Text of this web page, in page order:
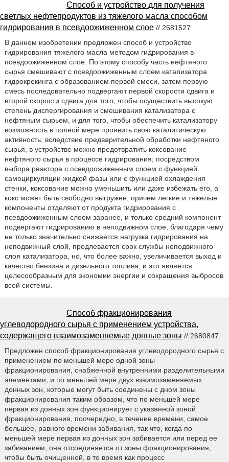
Способ и устройство для получения
светлых нефтепродуктов из тяжелого масла способом
гидрирования в псевдоожиженном слое // 2681527
В данном изобретении предложен способ и устройство
гидрирования тяжелого масла методом гидрирования в
псевдоожиженном слое. По этому способу часть нефтяного
сырья смешивают с псевдоожиженным слоем катализатора
гидрокрекинга с образованием первой смеси, затем первую
смесь последовательно подвергают первой скорости сдвига и
второй скорости сдвига для того, чтобы осуществить высокую
степень диспергирования и смешивания катализатора с
нефтяным сырьем, и для того, чтобы обеспечить катализатору
возможность в полной мере проявить свою каталитическую
активность; вследствие предварительной обработки нефтяного
сырья, в устройстве можно предотвратить коксование
нефтяного сырья в процессе гидрирования; посредством
выбора реактора с псевдоожиженным слоем с функцией
самоциркуляции жидкой фазы или с функцией охлаждения
стенки, коксование можно уменьшить или даже избежать его, а
кокс может быть свободно выгружен; причем легкие и тяжелые
компоненты отделяют от продукта гидрирования с
псевдоожиженным слоем заранее, и только средний компонент
подвергают гидрированию в неподвижном слое, благодаря чему
не только значительно снижается нагрузка гидрирования на
неподвижный слой, продлевается срок службы неподвижного
слоя катализатора, но, что более важно, увеличивается выход и
качество бензина и дизельного топлива, и это является
целесообразным для экономии энергии и сокращения выбросов
всей системы.
Способ фракционирования
углеводородного сырья с применением устройства,
содержащего взаимозаменяемые донные зоны // 2680847
Предложен способ фракционирования углеводородного сырья с
применением по меньшей мере одной зоны
фракционирования, снабженной внутренними разделительными
элементами, и по меньшей мере двух взаимозаменяемых
донных зон, которые могут быть соединены с дном зоны
фракционирования таким образом, что по меньшей мере
первая из донных зон функционирует с указанной зоной
фракционирования, поочередно, в течение времени, самое
большее, равного времени забивания, так что, когда по
меньшей мере первая из донных зон забивается или перед ее
забиванием, она отсоединяется от зоны фракционирования,
чтобы быть очищенной, в то время как процесс